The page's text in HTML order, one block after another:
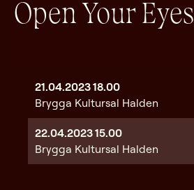
Open Your Eyes
21.04.202318.00
Brygga Kultursal Halden
22.04.202315.00
Brygga Kultursal Halden